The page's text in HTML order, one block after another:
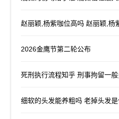
赵丽颖,杨紫咖位高吗 赵丽颖,杨
2026金鹰节第二轮公布
死刑执行流程知乎 刑事拘留一
细软的头发能养粗吗 老掉头发